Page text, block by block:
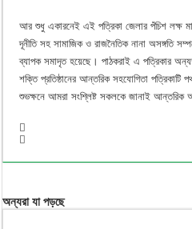
আর শুধু একারনেই এই পত্রিকা জেলার পঁচিশ লক্ষ
দূনীতি সহ সামাজিক ও রাজনৈতিক নানা অসঙ্গতি
ব্যাপক সমাদৃত হয়েছে। পাঠকরাই এ পত্রিকার
শক্তি প্রতিষ্ঠানের আন্তরিক সহযোগিতা
শুভক্ষনে আমরা সংশ্লিষ্ট সকলকে জানাই আন্তরিক
অন্যরা যা পড়ছে